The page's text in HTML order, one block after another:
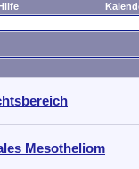
Mesotheliom